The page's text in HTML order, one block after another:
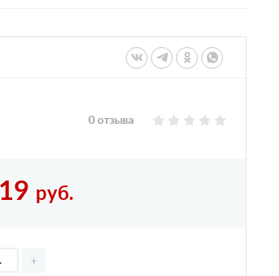
0 отзыва
руб.